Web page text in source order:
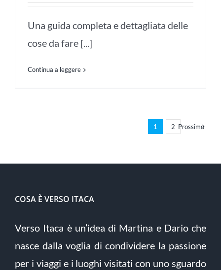
Una guida completa e dettagliata delle
cose da fare [...]
Continua a leggere
1 2 Prossimo
COSA È VERSO ITACA
Verso Itaca è un’idea di Martina e Dario che
nasce dalla voglia di condividere la passione
per i viaggi e i luoghi visitati con uno sguardo